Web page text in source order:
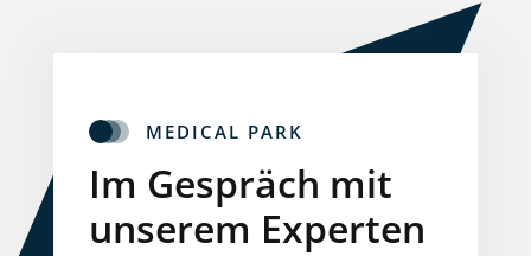
MEDICAL PARK
Im Gespräch mit
unserem Experten